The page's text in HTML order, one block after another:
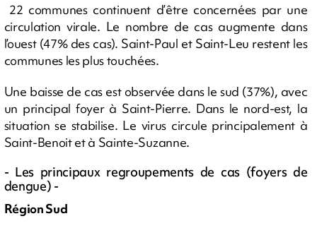
22 communes continuent d’être concernées par une
circulation virale. Le nombre de cas augmente dans
l’ouest (47% des cas). Saint-Paul et Saint-Leu restent les
communes les plus touchées.
Une baisse de cas est observée dans le sud (37%), avec
un principal foyer à Saint-Pierre. Dans le nord-est, la
situation se stabilise. Le virus circule principalement à
Saint-Benoit et à Sainte-Suzanne.
- Les principaux regroupements de cas (foyers de
dengue) -
Région Sud